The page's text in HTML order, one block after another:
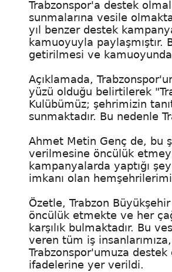
Trabzonspor'a destek
sunmalarına vesile
yıl benzer destek
kamuoyuyla paylaşmıştır.
getirilmesi ve kamuoyunda
Açıklamada,
yüzü olduğu belirtilerek
Kulübümüz; şehrimizin
sunmaktadır. Bu nedenle
Ahmet Metin Genç de, bu
verilmesine öncülük
kampanyalarda yaptığı
imkanı olan
Özetle, Trabzon
öncülük etmekte ve her
karşılık bulmaktadır. Bu
veren tüm iş
Trabzonspor'umuza
ifadelerine yer verildi.